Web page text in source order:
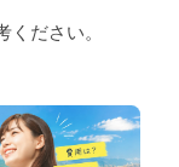
ください。